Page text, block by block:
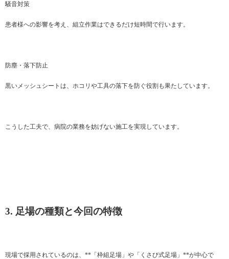
騒音対策
患者様への影響を考え、組立作業はできるだけ短時間で行います。
防塵・落下防止
黒いメッシュシートは、ホコリや工具の落下を防ぐ役割も果たしています。
こうした工夫で、病院の業務を妨げない施工を実現しています。
3. 足場の種類と今回の特徴
現場で採用されているのは、**「枠組足場」や「くさび式足場」**が中心で